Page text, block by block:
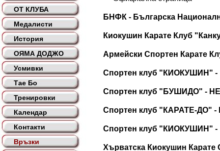
ОТ КЛУБА
Медалисти
История
ОЯМА ДОДЖО
Усмивки
Тае Бо
Тренировки
Календар
Контакти
Връзки
БНФК - Българска
Киокушин Карате Клуб
Армейски Спортен Карате
Спортен клуб "КИОКУШИН"
Спортен клуб "БУШИДО" -
Спортен клуб "КАРАТЕ-ДО"
Спортен клуб "КИОКУШИН" -
Хърватска Киокушин Карате